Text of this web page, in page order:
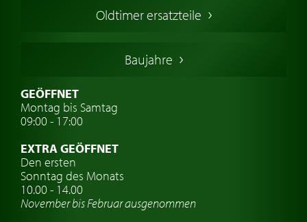
Deutsche Oldtimer
Schwedische Oldtimer
Oldtimer mit h-kennzeichen
Auto Oldtimer Markt
Oldtimer-Versicherung
Oldtimer-Clubs
Oldtimer-Reisen
Oldtimer ersatzteile
Baujahre
GEÖFFNET
Montag bis Samtag
09:00 - 17:00
EXTRA GEÖFFNET
Den ersten
Sonntag des Monats
10.00 - 14.00
November bis Februar ausgenommen